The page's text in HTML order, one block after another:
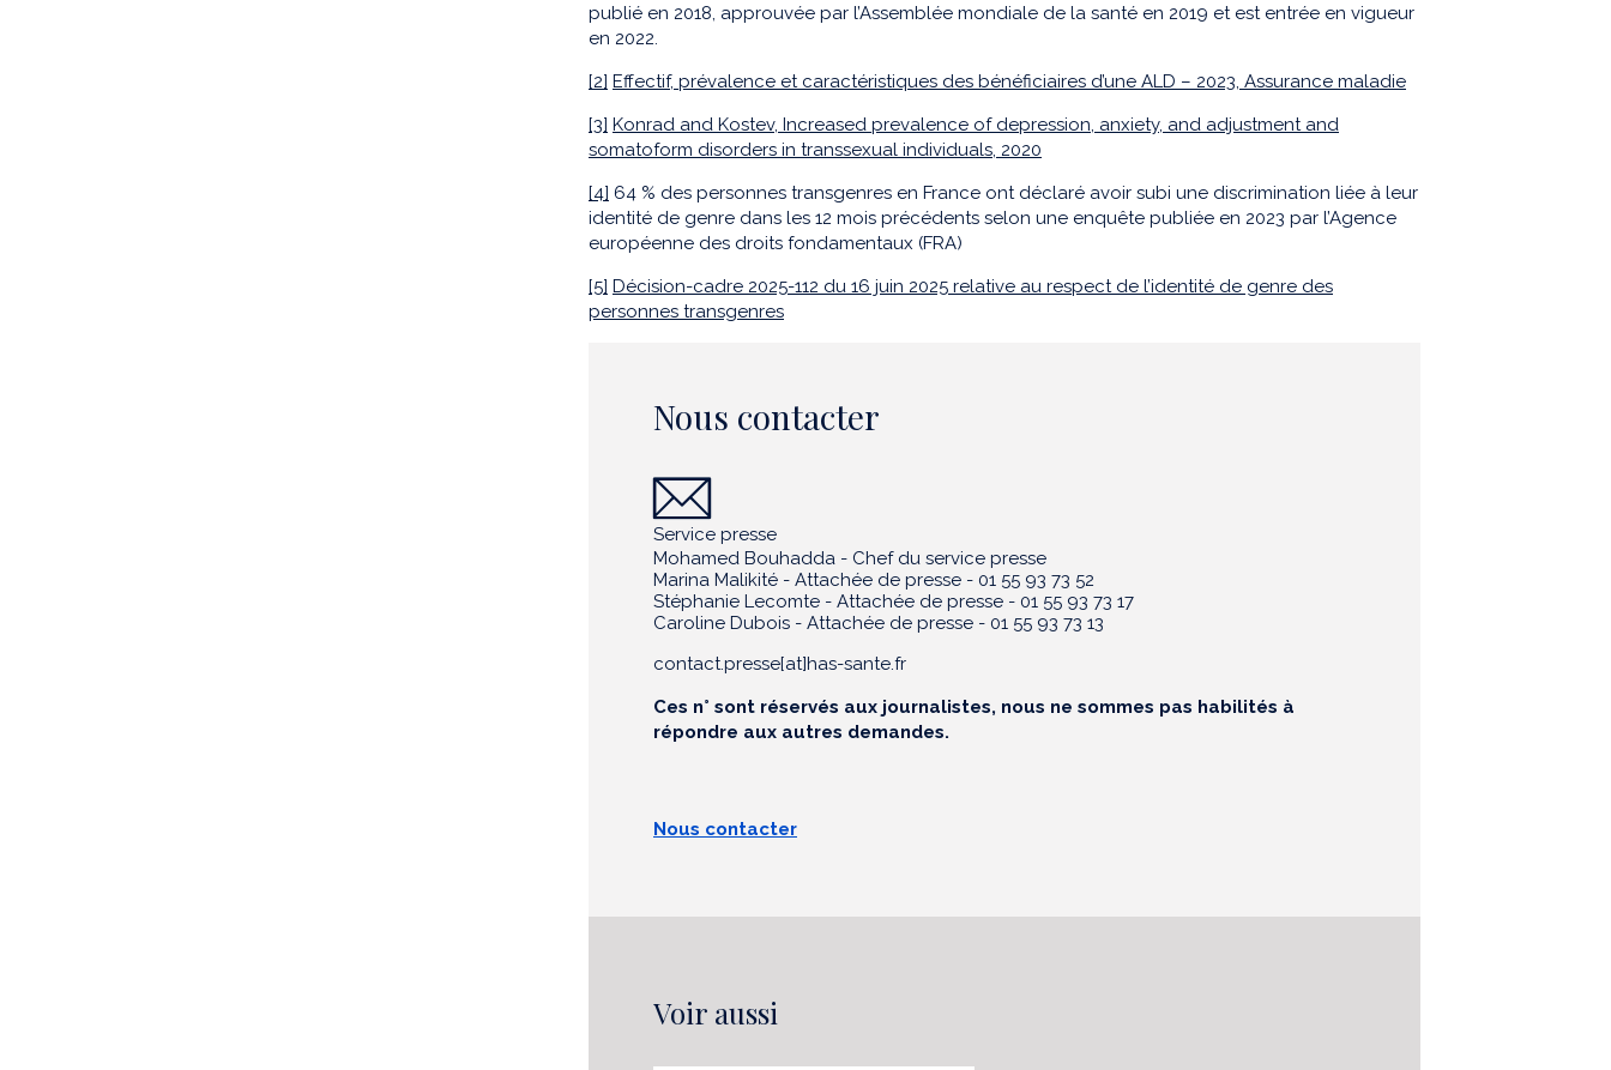
publié en 2018, approuvée par l’Assemblée mondiale de la santé en 2019 et est entrée en vigueur
en 2022.
[2] Effectif, prévalence et caractéristiques des bénéficiaires d’une ALD – 2023, Assurance maladie
[3] Konrad and Kostev, Increased prevalence of depression, anxiety, and adjustment and
somatoform disorders in transsexual individuals, 2020
[4] 64 % des personnes transgenres en France ont déclaré avoir subi une discrimination liée à leur
identité de genre dans les 12 mois précédents selon une enquête publiée en 2023 par l’Agence
européenne des droits fondamentaux (FRA)
[5] Décision-cadre 2025-112 du 16 juin 2025 relative au respect de l’identité de genre des
personnes transgenres
Nous contacter
Service presse
Mohamed Bouhadda - Chef du service presse
Marina Malikité - Attachée de presse - 01 55 93 73 52
Stéphanie Lecomte - Attachée de presse - 01 55 93 73 17
Caroline Dubois - Attachée de presse - 01 55 93 73 13
contact.presse[at]has-sante.fr
Ces n° sont réservés aux journalistes, nous ne sommes pas habilités à
répondre aux autres demandes.
Nous contacter
Voir aussi